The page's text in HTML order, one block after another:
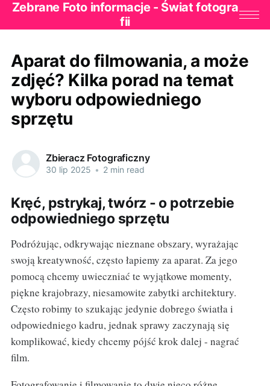
Zebrane Foto informacje - Świat fotogra
fii
Aparat do filmowania, a może
zdjęć? Kilka porad na temat
wyboru odpowiedniego
sprzętu
Zbieracz Fotograficzny
30 lip 2025 • 2 min read
Kręć, pstrykaj, twórz - o potrzebie
odpowiedniego sprzętu
Podróżując, odkrywając nieznane obszary, wyrażając
swoją kreatywność, często łapiemy za aparat. Za jego
pomocą chcemy uwieczniać te wyjątkowe momenty,
piękne krajobrazy, niesamowite zabytki architektury.
Często robimy to szukając jedynie dobrego światła i
odpowiedniego kadru, jednak sprawy zaczynają się
komplikować, kiedy chcemy pójść krok dalej - nagrać
film.